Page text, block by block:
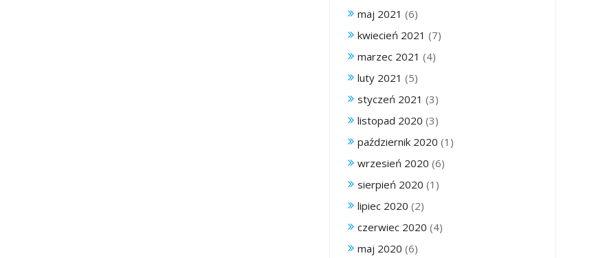
maj 2021 (6)
kwiecień 2021 (7)
marzec 2021 (4)
luty 2021 (5)
styczeń 2021 (3)
listopad 2020 (3)
październik 2020 (1)
wrzesień 2020 (6)
sierpień 2020 (1)
lipiec 2020 (2)
czerwiec 2020 (4)
maj 2020 (6)